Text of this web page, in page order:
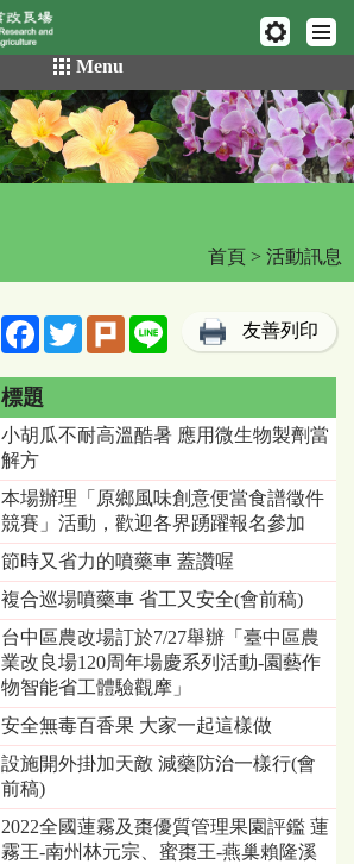
Menu
首頁 > 活動訊息
FacebookTwitterPlurk Line 友善列印
標題
小胡瓜不耐高溫酷暑 應用微生物製劑當
解方
本場辦理「原鄉風味創意便當食譜徵件
競賽」活動，歡迎各界踴躍報名參加
節時又省力的噴藥車 蓋讚喔
複合巡場噴藥車 省工又安全(會前稿)
台中區農改場訂於7/27舉辦「臺中區農
業改良場120周年場慶系列活動-園藝作
物智能省工體驗觀摩」
安全無毒百香果 大家一起這樣做
設施開外掛加天敵 減藥防治一樣行(會
前稿)
2022全國蓮霧及棗優質管理果園評鑑 蓮
霧王-南州林元宗、蜜棗王-燕巢賴隆溪